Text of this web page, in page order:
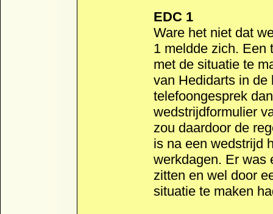
EDC 1
Ware het niet dat
1 meldde zich. Een
met de situatie te
van Hedidarts in de
telefoongesprek
wedstrijdformulier
zou daardoor de
is na een wedstrijd
werkdagen. Er was
zitten en wel door
situatie te maken